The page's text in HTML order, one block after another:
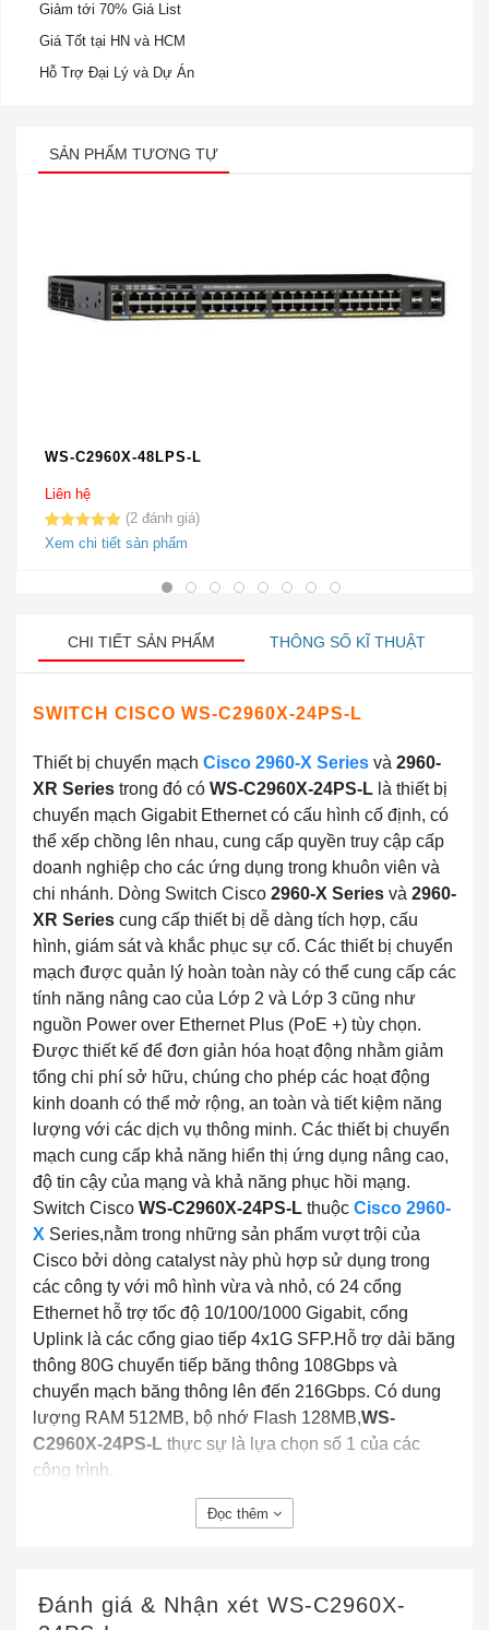
Giảm tới 70% Giá List
Giá Tốt tại HN và HCM
Hỗ Trợ Đại Lý và Dự Án
SẢN PHẨM TƯƠNG TỰ
WS-C2960X-48LPS-L
Liên hệ
5.00trên 5
2
2
Xem chi tiết sản phẩm
CHI TIẾT SẢN PHẨM THÔNG SỐ KĨ THUẬT
SWITCH CISCO WS-C2960X-24PS-L
Thiết bị chuyển mạch Cisco 2960-X Series và 2960-
XR Series trong đó có WS-C2960X-24PS-L là thiết bị
chuyển mạch Gigabit Ethernet có cấu hình cố định, có
thể xếp chồng lên nhau, cung cấp quyền truy cập cấp
doanh nghiệp cho các ứng dụng trong khuôn viên và
chi nhánh. Dòng Switch Cisco 2960-X Series và 2960-
XR Series cung cấp thiết bị dễ dàng tích hợp, cấu
hình, giám sát và khắc phục sự cố. Các thiết bị chuyển
mạch được quản lý hoàn toàn này có thể cung cấp các
tính năng nâng cao của Lớp 2 và Lớp 3 cũng như
nguồn Power over Ethernet Plus (PoE +) tùy chọn.
Được thiết kế để đơn giản hóa hoạt động nhằm giảm
tổng chi phí sở hữu, chúng cho phép các hoạt động
kinh doanh có thể mở rộng, an toàn và tiết kiệm năng
lượng với các dịch vụ thông minh. Các thiết bị chuyển
mạch cung cấp khả năng hiển thị ứng dụng nâng cao,
độ tin cậy của mạng và khả năng phục hồi mạng.
Switch Cisco WS-C2960X-24PS-L thuộc Cisco 2960-
X Series,nằm trong những sản phẩm vượt trội của
Cisco bởi dòng catalyst này phù hợp sử dụng trong
các công ty với mô hình vừa và nhỏ, có 24 cổng
Ethernet hỗ trợ tốc độ 10/100/1000 Gigabit, cổng
Uplink là các cổng giao tiếp 4x1G SFP.Hỗ trợ dải băng
thông 80G chuyển tiếp băng thông 108Gbps và
chuyển mạch băng thông lên đến 216Gbps. Có dung
lượng RAM 512MB, bộ nhớ Flash 128MB,WS-
C2960X-24PS-L thực sự là lựa chọn số 1 của các
công trình.
Đọc thêm
Đánh giá & Nhận xét WS-C2960X-